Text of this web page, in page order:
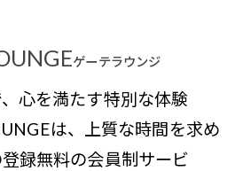
ゲーテラウンジ
心を満たす特別な体験
は、上質な時間を求め
録無料の会員制サービ